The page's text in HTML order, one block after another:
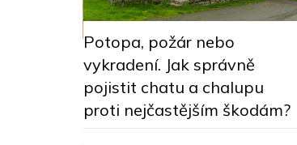
Potopa, požár nebo
vykradení. Jak správně
pojistit chatu a chalupu
proti nejčastějším škodám?